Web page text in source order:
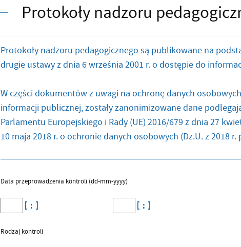
Protokoły nadzoru
Protokoły nadzoru pedagogicznego są publikowane na
drugie ustawy z dnia 6 września 2001 r. o dostępie do
W części dokumentów z uwagi na ochronę danych
informacji publicznej, zostały zanonimizowane dane
Parlamentu Europejskiego i Rady (UE) 2016/679 z dnia 27
10 maja 2018 r. o ochronie danych osobowych (Dz.U. z 2018 r.
Data przeprowadzenia kontroli (dd-mm-yyyy)
Rodzaj kontroli